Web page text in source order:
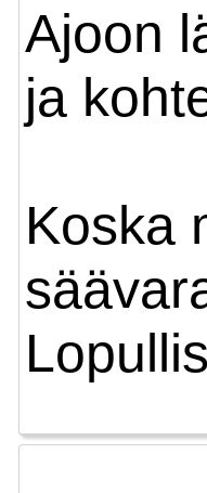
Ajoon
ja
Koska